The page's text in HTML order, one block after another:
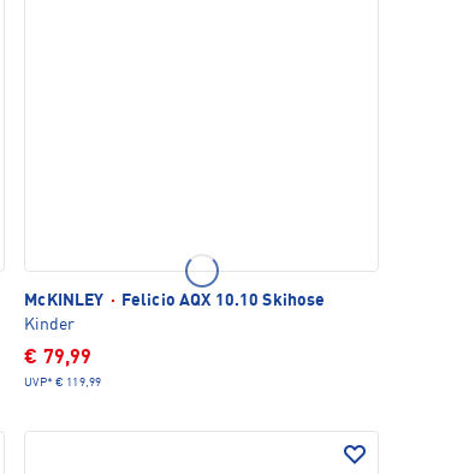
McKINLEY ·
Felicio AQX 10.10 Skihose
Kinder
€ 79,99
UVP* € 119,99